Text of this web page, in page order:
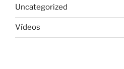
Uncategorized
Vídeos